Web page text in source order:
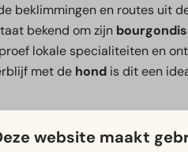
beklimmingen en routes uit
bekend om zijn
lokale specialiteiten en
met de hond is dit een
culinaire ontdekkingstocht
best.website maakt